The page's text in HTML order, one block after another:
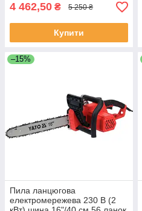
4 462,50 ₴ 5 250 ₴
Купити
–15%
Пила ланцюгова
електромережева 230 В (2